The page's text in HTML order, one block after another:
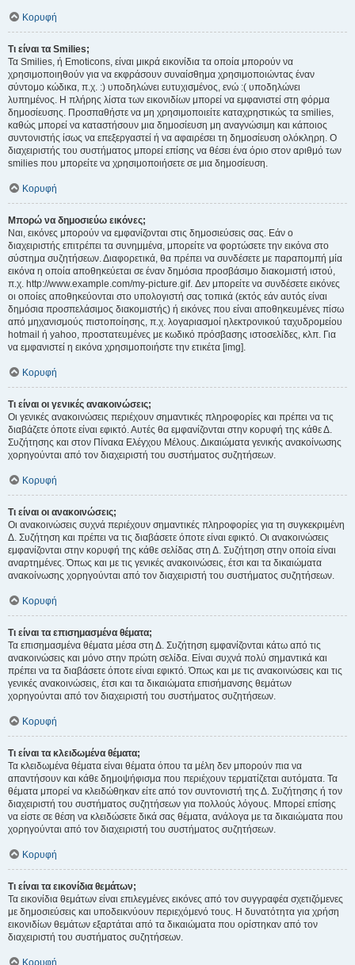
Κορυφή
Τι είναι τα Smilies;
Τα Smilies, ή Emoticons, είναι μικρά εικονίδια τα οποία μπορούν να
χρησιμοποιηθούν για να εκφράσουν συναίσθημα χρησιμοποιώντας έναν
σύντομο κώδικα, π.χ. :) υποδηλώνει ευτυχισμένος, ενώ :( υποδηλώνει
λυπημένος. Η πλήρης λίστα των εικονιδίων μπορεί να εμφανιστεί στη φόρμα
δημοσίευσης. Προσπαθήστε να μη χρησιμοποιείτε καταχρηστικώς τα smilies,
καθώς μπορεί να καταστήσουν μια δημοσίευση μη αναγνώσιμη και κάποιος
συντονιστής ίσως να επεξεργαστεί ή να αφαιρέσει τη δημοσίευση ολόκληρη. Ο
διαχειριστής του συστήματος μπορεί επίσης να θέσει ένα όριο στον αριθμό των
smilies που μπορείτε να χρησιμοποιήσετε σε μια δημοσίευση.
Κορυφή
Μπορώ να δημοσιεύω εικόνες;
Ναι, εικόνες μπορούν να εμφανίζονται στις δημοσιεύσεις σας. Εάν ο
διαχειριστής επιτρέπει τα συνημμένα, μπορείτε να φορτώσετε την εικόνα στο
σύστημα συζητήσεων. Διαφορετικά, θα πρέπει να συνδέσετε με παραπομπή μία
εικόνα η οποία αποθηκεύεται σε έναν δημόσια προσβάσιμο διακομιστή ιστού,
π.χ. http://www.example.com/my-picture.gif. Δεν μπορείτε να συνδέσετε εικόνες
οι οποίες αποθηκεύονται στο υπολογιστή σας τοπικά (εκτός εάν αυτός είναι
δημόσια προσπελάσιμος διακομιστής) ή εικόνες που είναι αποθηκευμένες πίσω
από μηχανισμούς πιστοποίησης, π.χ. λογαριασμοί ηλεκτρονικού ταχυδρομείου
hotmail ή yahoo, προστατευμένες με κωδικό πρόσβασης ιστοσελίδες, κλπ. Για
να εμφανιστεί η εικόνα χρησιμοποιήστε την ετικέτα [img].
Κορυφή
Τι είναι οι γενικές ανακοινώσεις;
Οι γενικές ανακοινώσεις περιέχουν σημαντικές πληροφορίες και πρέπει να τις
διαβάζετε όποτε είναι εφικτό. Αυτές θα εμφανίζονται στην κορυφή της κάθε Δ.
Συζήτησης και στον Πίνακα Ελέγχου Μέλους. Δικαιώματα γενικής ανακοίνωσης
χορηγούνται από τον διαχειριστή του συστήματος συζητήσεων.
Κορυφή
Τι είναι οι ανακοινώσεις;
Οι ανακοινώσεις συχνά περιέχουν σημαντικές πληροφορίες για τη συγκεκριμένη
Δ. Συζήτηση και πρέπει να τις διαβάσετε όποτε είναι εφικτό. Οι ανακοινώσεις
εμφανίζονται στην κορυφή της κάθε σελίδας στη Δ. Συζήτηση στην οποία είναι
αναρτημένες. Όπως και με τις γενικές ανακοινώσεις, έτσι και τα δικαιώματα
ανακοίνωσης χορηγούνται από τον διαχειριστή του συστήματος συζητήσεων.
Κορυφή
Τι είναι τα επισημασμένα θέματα;
Τα επισημασμένα θέματα μέσα στη Δ. Συζήτηση εμφανίζονται κάτω από τις
ανακοινώσεις και μόνο στην πρώτη σελίδα. Είναι συχνά πολύ σημαντικά και
πρέπει να τα διαβάσετε όποτε είναι εφικτό. Όπως και με τις ανακοινώσεις και τις
γενικές ανακοινώσεις, έτσι και τα δικαιώματα επισήμανσης θεμάτων
χορηγούνται από τον διαχειριστή του συστήματος συζητήσεων.
Κορυφή
Τι είναι τα κλειδωμένα θέματα;
Τα κλειδωμένα θέματα είναι θέματα όπου τα μέλη δεν μπορούν πια να
απαντήσουν και κάθε δημοψήφισμα που περιέχουν τερματίζεται αυτόματα. Τα
θέματα μπορεί να κλειδώθηκαν είτε από τον συντονιστή της Δ. Συζήτησης ή τον
διαχειριστή του συστήματος συζητήσεων για πολλούς λόγους. Μπορεί επίσης
να είστε σε θέση να κλειδώσετε δικά σας θέματα, ανάλογα με τα δικαιώματα που
χορηγούνται από τον διαχειριστή του συστήματος συζητήσεων.
Κορυφή
Τι είναι τα εικονίδια θεμάτων;
Τα εικονίδια θεμάτων είναι επιλεγμένες εικόνες από τον συγγραφέα σχετιζόμενες
με δημοσιεύσεις και υποδεικνύουν περιεχόμενό τους. Η δυνατότητα για χρήση
εικονιδίων θεμάτων εξαρτάται από τα δικαιώματα που ορίστηκαν από τον
διαχειριστή του συστήματος συζητήσεων.
Κορυφή